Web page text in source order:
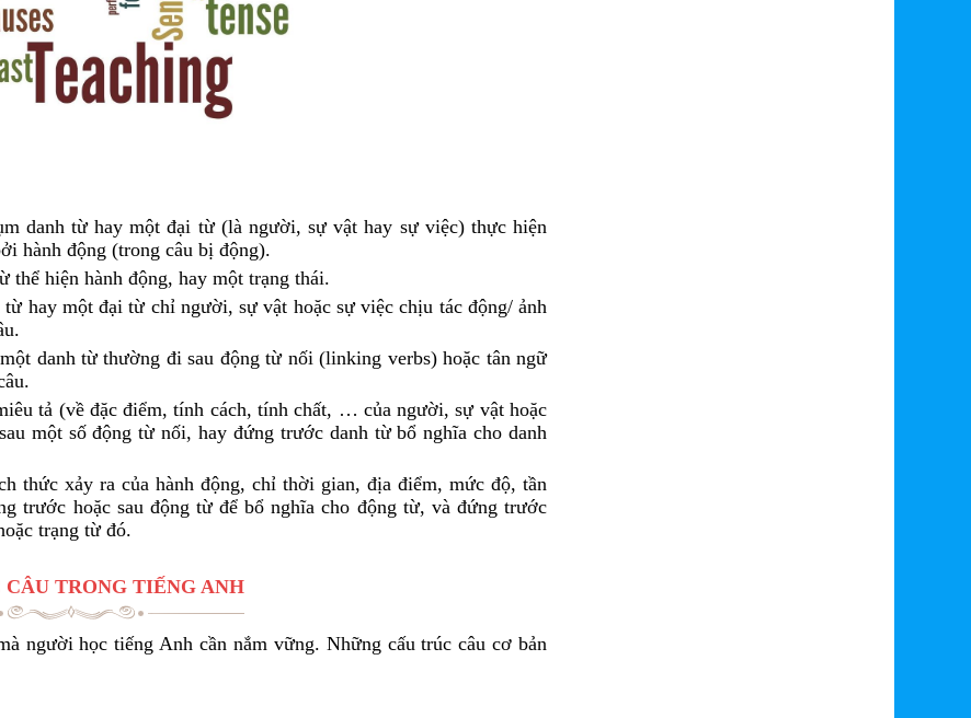
danh từ hay một đại từ (là người, sự vật hay sự việc) thực hiện
hành động (trong câu bị động).
hiện hành động, hay một trạng thái.
hay một đại từ chỉ người, sự vật hoặc sự việc chịu tác động/ ảnh
danh từ thường đi sau động từ nối (linking verbs) hoặc tân ngữ
tả (về đặc điểm, tính cách, tính chất, … của người, sự vật hoặc
một số động từ nối, hay đứng trước danh từ bổ nghĩa cho danh
thức xảy ra của hành động, chỉ thời gian, địa điểm, mức độ, tần
trước hoặc sau động từ để bổ nghĩa cho động từ, và đứng trước
trạng từ đó.
CÂU TRONG TIẾNG ANH
người học tiếng Anh cần nắm vững. Những cấu trúc câu cơ bản